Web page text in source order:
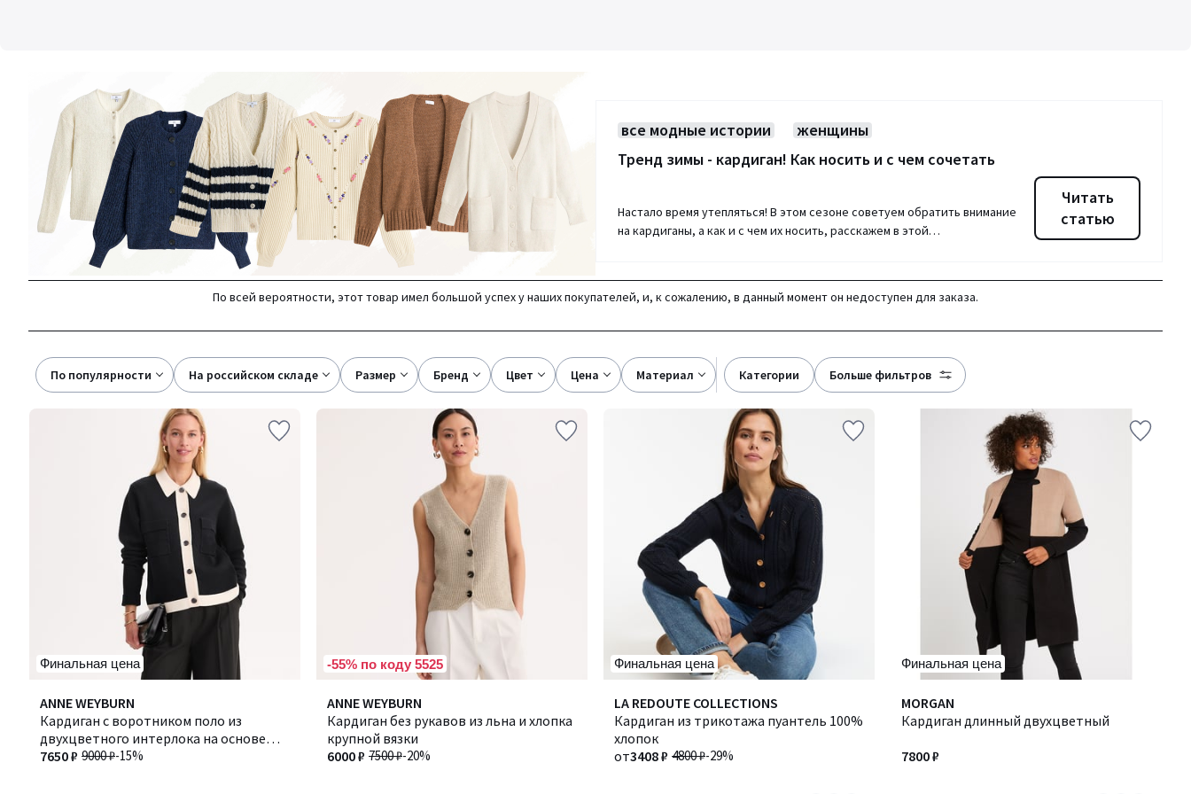
все модные истории
женщины
Тренд зимы - кардиган! Как носить и с чем сочетать
Настало время утепляться! В этом сезоне советуем обратить внимание
на кардиганы, а как и с чем их носить, расскажем в этой…
Читать
статью
По всей вероятности, этот товар имел большой успех у наших покупателей, и, к сожалению, в данный момент он недоступен для заказа.
По популярности на российском складе размер бренд цвет цена материал категории больше фильтров
Финальная цена
ANNE WEYBURN
Кардиган с воротником поло из
двухцветного интерлока на основе
хлопка и шерсти
9000 ₽-15%
7650 ₽
5
/
5
-55% по коду 5525
ANNE WEYBURN
Кардиган без рукавов из льна и хлопка
крупной вязки
7500 ₽-20%
6000 ₽
4,6
/ 5
Финальная цена
LA REDOUTE COLLECTIONS
Кардиган из трикотажа пуантель 100%
хлопок
4800 ₽-29%
от3408 ₽
4,5
/ 5
Количество
цветов:
2
Финальная цена
MORGAN
Кардиган длинный двухцветный
7800 ₽
4,6
/ 5
Количество
цветов: